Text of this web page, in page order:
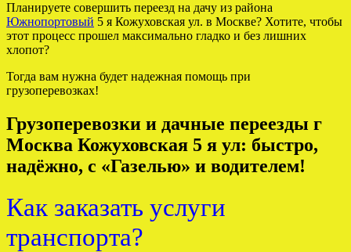
Планируете совершить переезд на дачу из района
Южнопортовый 5 я Кожуховская ул. в Москве? Хотите, чтобы
этот процесс прошел максимально гладко и без лишних
хлопот?
Тогда вам нужна будет надежная помощь при
грузоперевозках!
Грузоперевозки и дачные переезды г
Москва Кожуховская 5 я ул: быстро,
надёжно, с «Газелью» и водителем!
Как заказать услуги
транспорта?